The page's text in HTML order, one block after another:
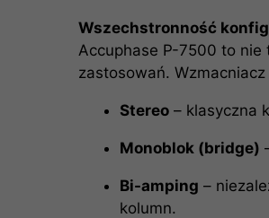
Wszechstronność
Accuphase P-7500 to
zastosowań.
Stereo– klasyczna
Monoblok (bridge)
Bi-amping –
kolumn.